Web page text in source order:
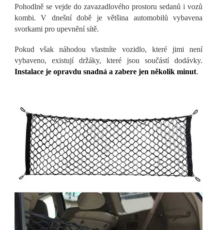
Pohodlně se vejde do zavazadlového prostoru sedanů i vozů
kombi. V dnešní době je většina automobilů vybavena
svorkami pro upevnění sítě.
Pokud však náhodou vlastníte vozidlo, které jimi není
vybaveno, existují držáky, které jsou součástí dodávky.
Instalace je opravdu snadná a zabere jen několik minut.